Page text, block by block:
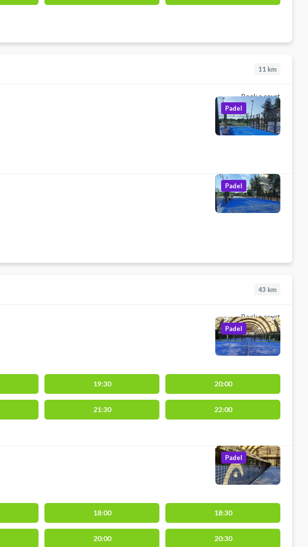
11 km
Book a court
Padel
Padel
43 km
Book a court
Padel
19:30 20:00
21:30 22:00
Padel
18:00 18:30
20:00 20:30